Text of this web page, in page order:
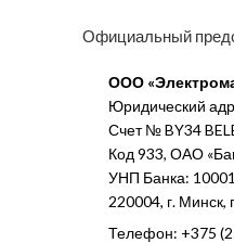
Официальный
ООО
Юридический
Счет № BY34
Код 933, ОАО
УНП Банка:
220004, г. Минск,
Телефон: +375